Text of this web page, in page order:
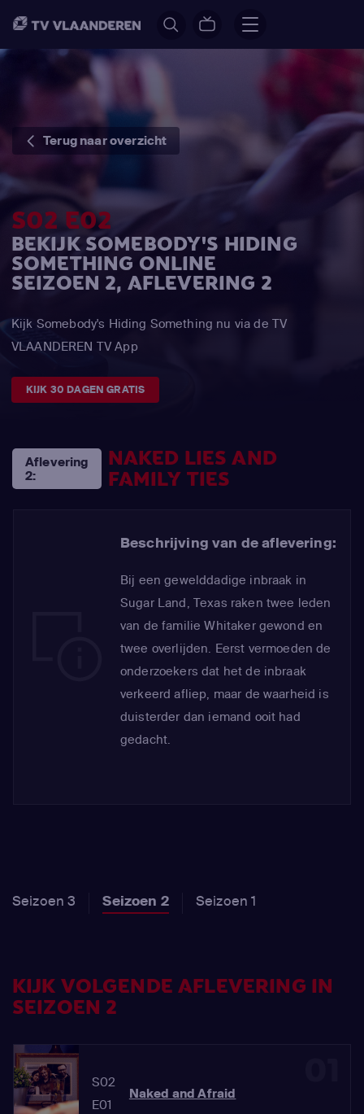
Terug naar overzicht
S02 E02
BEKIJK SOMEBODY'S HIDING
SOMETHING ONLINE
SEIZOEN 2, AFLEVERING 2
Kijk Somebody's Hiding Something nu via de TV
VLAANDEREN TV App
KIJK 30 DAGEN GRATIS
Aflevering
2:
NAKED LIES AND
FAMILY TIES
Beschrijving van de aflevering:
Bij een gewelddadige inbraak in
Sugar Land, Texas raken twee leden
van de familie Whitaker gewond en
twee overlijden. Eerst vermoeden de
onderzoekers dat het de inbraak
verkeerd afliep, maar de waarheid is
duisterder dan iemand ooit had
gedacht.
Seizoen 3 Seizoen 2 Seizoen 1
KIJK VOLGENDE AFLEVERING IN
SEIZOEN 2
S02
E01
Naked and Afraid